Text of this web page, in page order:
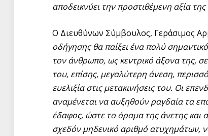
αποδεικνύει την προστιθέμενη αξία
Ο Διευθύνων Σύμβουλος, Γεράσιμος
οδήγησης θα παίξει ένα πολύ
τον άνθρωπο, ως κεντρικό άξονα της,
του, επίσης, μεγαλύτερη άνεση,
ευελιξία στις μετακινήσεις του. Οι
αναμένεται να αυξηθούν ραγδαία τα
έδαφος, ώστε το όραμα της άνετης
σχεδόν μηδενικό αριθμό ατυχημάτων,